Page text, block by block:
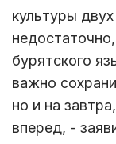
культуры
бурятского
важно
но и на
вперед, -